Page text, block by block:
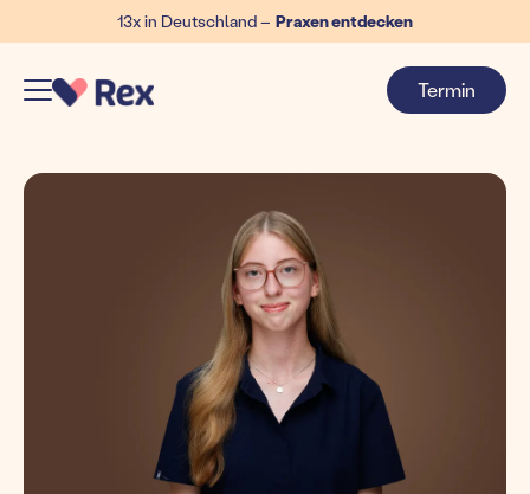
13x in Deutschland – Praxen entdecken
Termin